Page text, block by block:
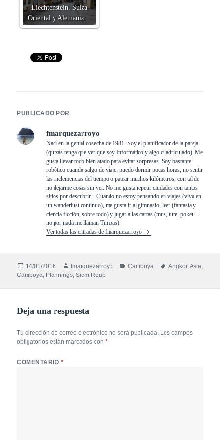
Liechtenstein, Suiza
Oriental y Alemania…
PUBLICADO POR
fmarquezarroyo
Nací en la genial cosecha de 1981. Soy el planificador de la pareja
(quizás tenga que ver que soy Informático y algo cuadriculado). Me
gusta llevar todo bien atado para evitar sorpresas. Soy bastante
robótico cuando salgo de viaje: puedo dormir pocas horas, no sentir
las inclemencias del tiempo o patear muchos kilómetros, con tal de
no dejarme cosas sin ver. No me gusta repetir ciudades con tantos
sitios por descubrir... Cuando no estoy pensando en viajes (vivo en
un wanderlust contínuo), me gusta ir al gimnasio, leer (fantasía y
ciencia ficción, sobre todo) y jugar a las cartas (mus, tute, poker ...
no por nada me llaman Timbas).
Ver todas las entradas de fmarquezarroyo
Publicado
el
14/01/2016 Autor
fmarquezarroyo Categorías
Camboya Etiquetas
Angkor,Asia,
Camboya, Plannings,Siem Reap
Deja una respuesta
Tu dirección de correo electrónico no será publicada. Los campos
obligatorios están marcados con*
COMENTARIO *